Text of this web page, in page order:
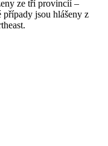
ze tří provincíí –
případy jsou hlášeny z